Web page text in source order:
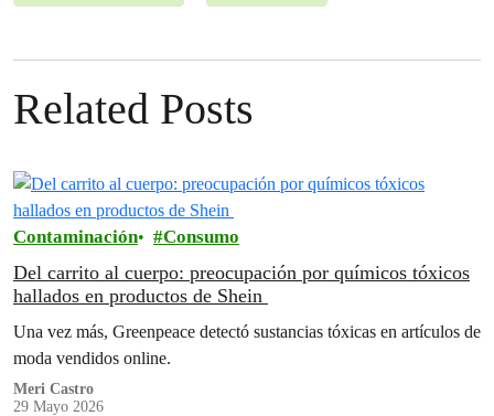
Related Posts
Contaminación Consumo
Del carrito al cuerpo: preocupación por químicos tóxicos
hallados en productos de Shein
Una vez más, Greenpeace detectó sustancias tóxicas en artículos de
moda vendidos online.
Meri Castro
29 Mayo 2026